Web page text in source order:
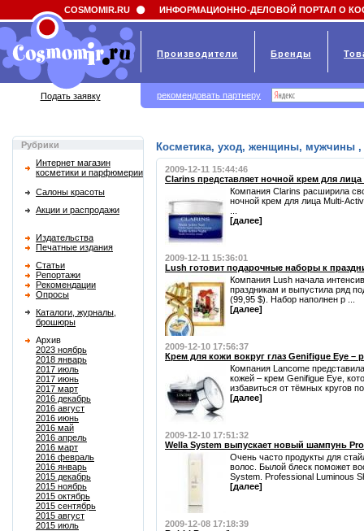
Field 'news_title' doesn't have a default value
Рубрики
Интернет магазин
косметики и парфюмерии
Салоны красоты
Акции и распродажи
Издательства
Печатные издания
Статьи
Репортажи
Рекомендации
Опросы
Каталоги, журналы,
брошюры
Архив
2023 ноябрь
2018 январь
2017 июль
2017 июнь
2017 март
2016 декабрь
2016 август
2016 июнь
2016 май
2016 апрель
2016 март
2016 февраль
2016 январь
2015 декабрь
2015 ноябрь
2015 октябрь
2015 сентябрь
2015 август
2015 июль
Косметика, уход, женщины, мужчины ,
2009-12-11 15:44:46
Clarins представляет ночной крем для
Компания Clarins расширила
ночной крем для лица Multi-
[далее]
2009-12-11 15:36:01
Lush готовит подарочные наборы к
Компания Lush начала
праздникам и выпустила ряд
(99,95 $). Набор наполнен р ...
[далее]
2009-12-10 17:56:37
Крем для кожи вокруг глаз Genifigue Eye –
Компания Lancome
кожей – крем Genifigue Eye,
избавиться от тёмных кругов
[далее]
2009-12-10 17:51:32
Wella System выпускает новый шампунь
Очень часто продукты для
волос. Былой блеск поможет
System. Professional Luminous
[далее]
2009-12-08 17:18:39
COSMOMIR.RU ИНФОРМАЦИОННО-ДЕЛОВОЙ ПОРТАЛ О
Производители Бренды
Подать заявку рекомендовать партнеру